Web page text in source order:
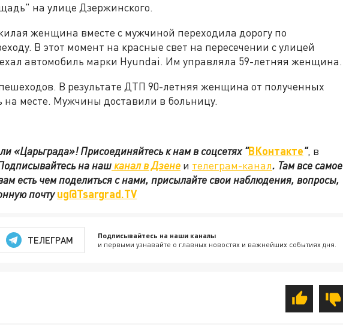
на улице Дзержинского.
женщина вместе с мужчиной переходила дорогу по
В этот момент на красные свет на пересечении с улицей
автомобиль марки Hyundai. Им управляла 59-летняя женщина.
В результате ДТП 90-летняя женщина от полученных
на месте. Мужчины доставили в больницу.
«Царьграда»!Присоединяйтесь к нам в соцсетях"ВКонтакте", в
на нашканал в Дзене и телеграм-канал. Там все самое
есть чем поделиться с нами, присылайте свои наблюдения, вопросы,
почтуug@Tsargrad.TV
ТЕЛЕГРАМ Подписывайтесь на наши каналы
и первыми узнавайте о главных новостях и важнейших событиях дня.